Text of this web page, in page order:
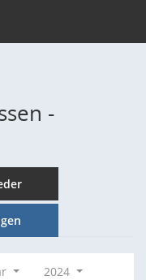
-
2024